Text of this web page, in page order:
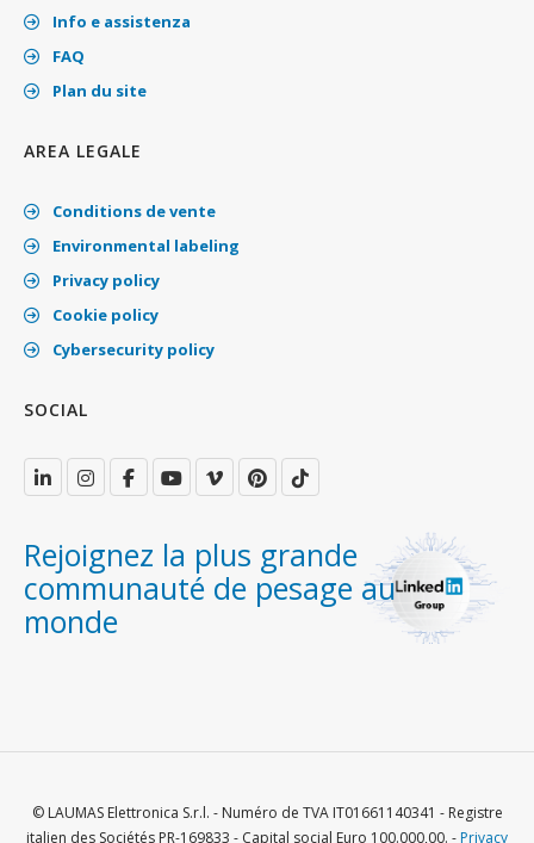
Info e assistenza
FAQ
Plan du site
AREA LEGALE
Conditions de vente
Environmental labeling
Privacy policy
Cookie policy
Cybersecurity policy
SOCIAL
Rejoignez la plus grande
communauté de pesage au
monde
© LAUMAS Elettronica S.r.l. - Numéro de TVA IT01661140341 - Registre
italien des Sociétés PR-169833 - Capital social Euro 100.000,00. -Privacy